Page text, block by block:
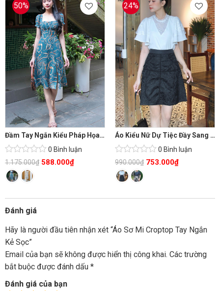
50%
Đầm Tay Ngắn Kiểu Pháp Họa Tiết Trừu Tượng
0 Bình luận
1.175.000₫ 588.000₫
24%
Áo Kiểu Nữ Dự Tiệc Đầy Sang Chảnh
0 Bình luận
990.000₫ 753.000₫
Đánh giá
Hãy là người đầu tiên nhận xét “Áo Sơ Mi Croptop Tay Ngắn
Kẻ Sọc”
Email của bạn sẽ không được hiển thị công khai. Các trường
bắt buộc được đánh dấu *
Đánh giá của bạn